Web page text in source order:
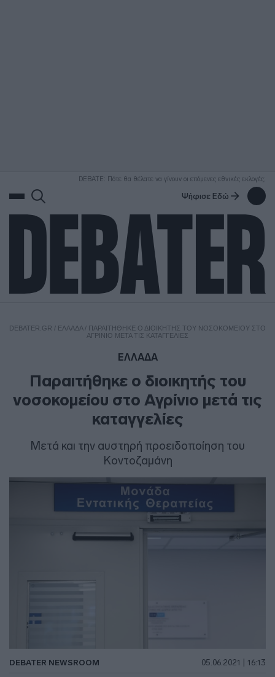
DEBATE: Πότε θα θέλατε να γίνουν οι επόμενες εθνικές εκλογές;
Ψήφισε Εδώ
DEBATER.GR / ΕΛΛΑΔΑ/ ΠΑΡΑΙΤΉΘΗΚΕ Ο ΔΙΟΙΚΗΤΉΣ ΤΟΥ ΝΟΣΟΚΟΜΕΊΟΥ ΣΤΟ
ΑΓΡΊΝΙΟ ΜΕΤΆ ΤΙΣ ΚΑΤΑΓΓΕΛΊΕΣ
ΕΛΛΑΔΑ
Παραιτήθηκε ο διοικητής του
νοσοκομείου στο Αγρίνιο μετά τις
καταγγελίες
Μετά και την αυστηρή προειδοποίηση του
Κοντοζαμάνη
DEBATER NEWSROOM 05.06.2021 | 16:13